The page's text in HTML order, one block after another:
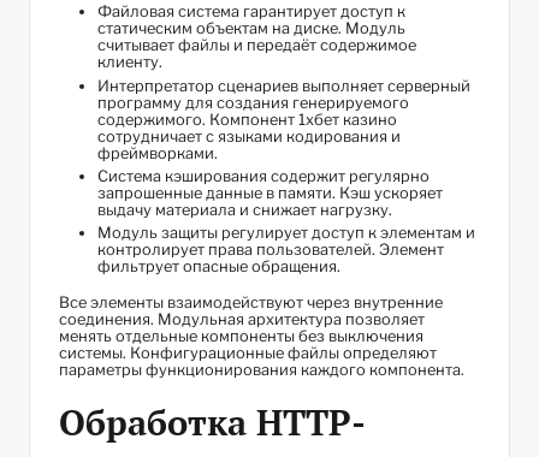
Файловая система гарантирует доступ к
статическим объектам на диске. Модуль
считывает файлы и передаёт содержимое
клиенту.
Интерпретатор сценариев выполняет серверный
программу для создания генерируемого
содержимого. Компонент 1хбет казино
сотрудничает с языками кодирования и
фреймворками.
Система кэширования содержит регулярно
запрошенные данные в памяти. Кэш ускоряет
выдачу материала и снижает нагрузку.
Модуль защиты регулирует доступ к элементам и
контролирует права пользователей. Элемент
фильтрует опасные обращения.
Все элементы взаимодействуют через внутренние
соединения. Модульная архитектура позволяет
менять отдельные компоненты без выключения
системы. Конфигурационные файлы определяют
параметры функционирования каждого компонента.
Обработка HTTP-